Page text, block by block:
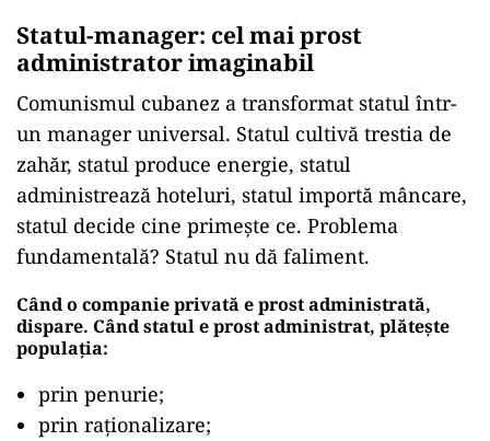
Statul-manager: cel mai prost
administrator imaginabil
Comunismul cubanez a transformat statul într-
un manager universal. Statul cultivă trestia de
zahăr, statul produce energie, statul
administrează hoteluri, statul importă mâncare,
statul decide cine primește ce. Problema
fundamentală? Statul nu dă faliment.
Când o companie privată e prost administrată,
dispare. Când statul e prost administrat, plătește
populația:
prin penurie;
prin raționalizare;